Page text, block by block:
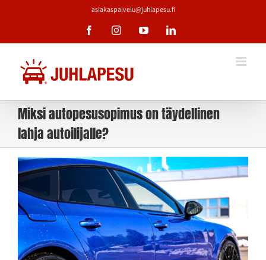
asiakaspalvelu@juhlapesu.fi
FacebookInstagramYouTubeLinkedIn
Miksi autopesusopimus on täydellinen
lahja autoilijalle?
Katso
kuvaa
isompana